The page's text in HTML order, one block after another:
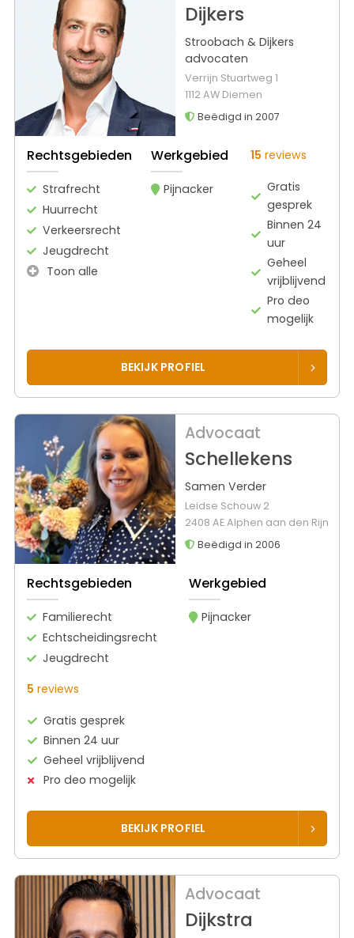
Dijkers
Stroobach & Dijkers
advocaten
Verrijn Stuartweg 1
1112 AW Diemen
Beëdigd in 2007
Rechtsgebieden
Strafrecht
Huurrecht
Verkeersrecht
Jeugdrecht
Toon alle
Werkgebied
Pijnacker
15 reviews
Gratis
gesprek
Binnen 24
uur
Geheel
vrijblijvend
Pro deo
mogelijk
BEKIJK PROFIEL
Advocaat
Schellekens
Samen Verder
Leidse Schouw 2
2408 AE Alphen aan den Rijn
Beëdigd in 2006
Rechtsgebieden
Familierecht
Echtscheidingsrecht
Jeugdrecht
Werkgebied
Pijnacker
5 reviews
Gratis gesprek
Binnen 24 uur
Geheel vrijblijvend
Pro deo mogelijk
BEKIJK PROFIEL
Advocaat
Dijkstra